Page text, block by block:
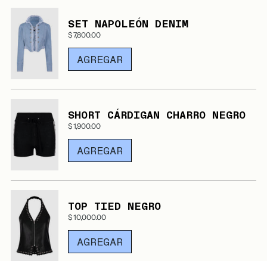
SET NAPOLEÓN DENIM
$ 7,800.00
AGREGAR
SHORT CÁRDIGAN CHARRO NEGRO
$ 1,900.00
AGREGAR
TOP TIED NEGRO
$ 10,000.00
AGREGAR